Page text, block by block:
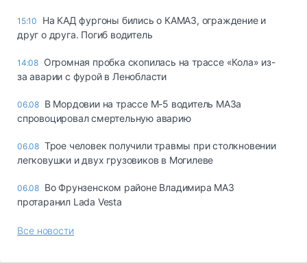
15:10
На КАД фургоны бились о КАМАЗ, ограждение и
друг о друга. Погиб водитель
14:08 Огромная пробка скопилась на трассе «Кола» из-
за аварии с фурой в Ленобласти
06.08 В Мордовии на трассе М-5 водитель МАЗа
спровоцировал смертельную аварию
06.08 Трое человек получили травмы при столкновении
легковушки и двух грузовиков в Могилеве
06.08 Во Фрунзенском районе Владимира МАЗ
протаранил Lada Vesta
Все новости